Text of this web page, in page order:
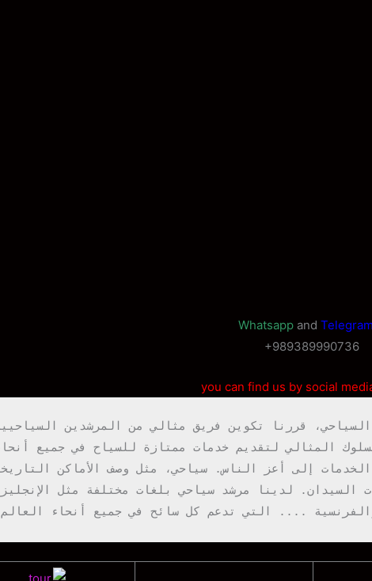
and Telegram
+989389990736
you can find us by social
والفرنسية .... التي تدعم كل سائح في جميع أنحاء العالم